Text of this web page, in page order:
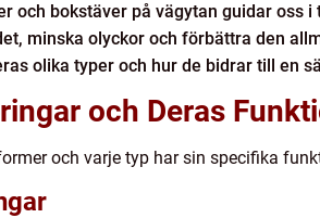
och bokstäver på vägytan guidar
minska olyckor och förbättra den
olika typer och hur de bidrar till en
och Deras
och varje typ har sin specifika